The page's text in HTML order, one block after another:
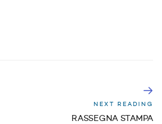
NEXT READING
RASSEGNA STAMPA